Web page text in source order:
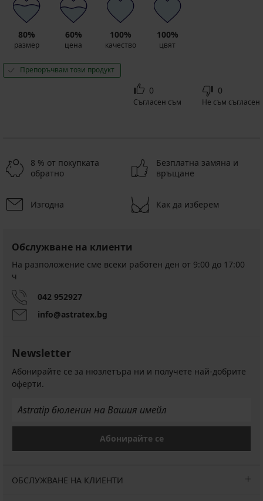
80%
размер
60%
цена
100%
качество
100%
цвят
Препоръчвам този продукт
0
Съгласен съм
0
Не съм съгласен
8 % от покупката
обратно
Безплатна замяна и
връщане
Изгодна Как да изберем
Обслужване на клиенти
На разположение сме всеки работен ден от 9:00 до 17:00
ч
042 952927
info@astratex.bg
Newsletter
Абонирайте се за нюзлетъра ни и получете най-добрите
оферти.
Абонирайте се
ОБСЛУЖВАНЕ НА КЛИЕНТИ